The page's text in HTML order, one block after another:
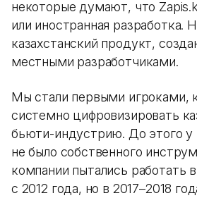
некоторые думают, что
или иностранная разработка.
казахстанский продукт,
местными разработчиками.
Мы стали первыми игроками,
системно цифровизировать
бьюти-индустрию. До этого у
не было собственного
компании пытались работать
с 2012 года, но в 2017–2018